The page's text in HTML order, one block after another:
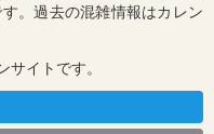
。過去の混雑情報はカレン
サイトです。